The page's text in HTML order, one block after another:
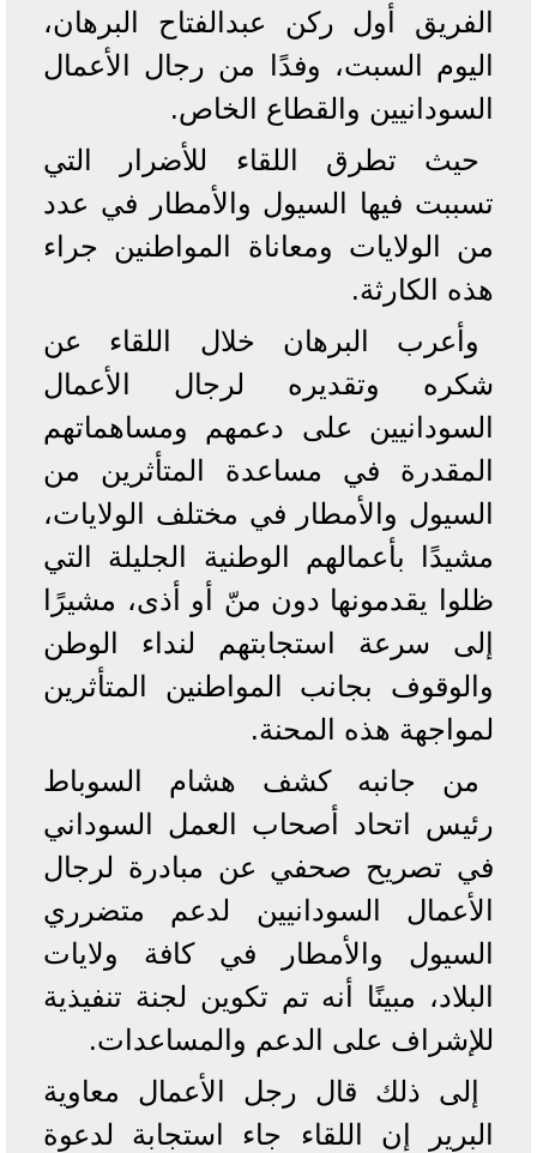
الفريق أول ركن عبدالفتاح البرهان،
اليوم السبت، وفدًا من رجال الأعمال
السودانيين والقطاع الخاص.
حيث تطرق اللقاء للأضرار التي
تسببت فيها السيول والأمطار في عدد
من الولايات ومعاناة المواطنين جراء
هذه الكارثة.
وأعرب البرهان خلال اللقاء عن
شكره وتقديره لرجال الأعمال
السودانيين على دعمهم ومساهماتهم
المقدرة في مساعدة المتأثرين من
السيول والأمطار في مختلف الولايات،
مشيدًا بأعمالهم الوطنية الجليلة التي
ظلوا يقدمونها دون منّ أو أذى، مشيرًا
إلى سرعة استجابتهم لنداء الوطن
والوقوف بجانب المواطنين المتأثرين
لمواجهة هذه المحنة.
من جانبه كشف هشام السوباط
رئيس اتحاد أصحاب العمل السوداني
في تصريح صحفي عن مبادرة لرجال
الأعمال السودانيين لدعم متضرري
السيول والأمطار في كافة ولايات
البلاد، مبينًا أنه تم تكوين لجنة تنفيذية
للإشراف على الدعم والمساعدات.
إلى ذلك قال رجل الأعمال معاوية
البرير إن اللقاء جاء استجابة لدعوة